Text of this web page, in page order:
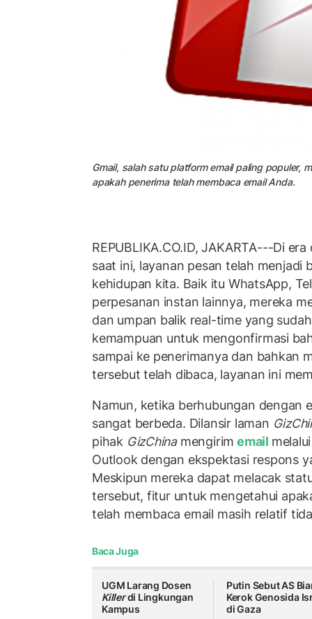
Gmail, salah satu platform email paling populer,
apakah penerima telah membaca email Anda.
REPUBLIKA.CO.ID, JAKARTA---Di
saat ini, layanan pesan telah menjadi
kehidupan kita. Baik itu WhatsApp,
perpesanan instan lainnya, mereka
dan umpan balik real-time yang
kemampuan untuk mengonfirmasi
sampai ke penerimanya dan bahkan
tersebut telah dibaca, layanan ini
Namun, ketika berhubungan dengan
sangat berbeda. Dilansir laman
pihak GizChinamengirim email
Outlook dengan ekspektasi respons
Meskipun mereka dapat melacak
tersebut, fitur untuk mengetahui
telah membaca email masih relatif
Baca Juga
UGM Larang Dosen
Killerdi Lingkungan
Kampus
Putin Sebut AS
Kerok Genosida
di Gaza